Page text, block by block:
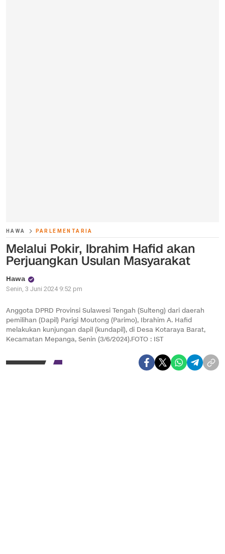
HAWA PARLEMENTARIA
Melalui Pokir, Ibrahim Hafid akan
Perjuangkan Usulan Masyarakat
Hawa
Senin, 3 Juni 2024 9:52 pm
Anggota DPRD Provinsi Sulawesi Tengah (Sulteng) dari daerah
pemilihan (Dapil) Parigi Moutong (Parimo), Ibrahim A. Hafid
melakukan kunjungan dapil (kundapil), di Desa Kotaraya Barat,
Kecamatan Mepanga, Senin (3/6/2024).FOTO : IST